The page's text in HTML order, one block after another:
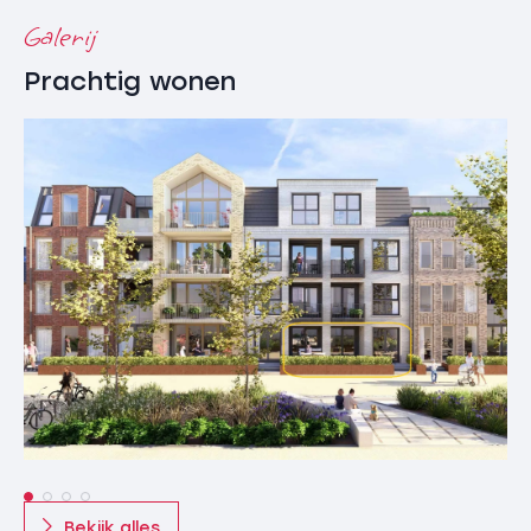
Het gebouw heeft twee entrees. Bij beide entrees
bevinden zich postkasten en het bellentableau met
intercom en videofoon voor de appartementen die via
de betreffende entree te bereiken zijn. In de centrale
hal zijn de trap en de lift gesitueerd. Iedere verdieping
is bereikbaar met de lift. Per stopplaats van de lift
worden slechts 2 appartementen ontsloten, wat een
exclusief gevoel geeft.
Bestaande gebouw
De begane grond van het bestaande gebouw ligt
ongeveer 75 cm hoger dan het straatniveau van
Achter de Keizer. Bij de hoofdentree zijn voor beide
appartementen een postkast opgenomen,
bellentableau en intercom met videofoon. Het
appartement op de 1e verdieping is alleen met een
trap te bereiken. Het bestaande gebouw wordt niet
voorzien van een lift.
Galerij
Prachtig wonen